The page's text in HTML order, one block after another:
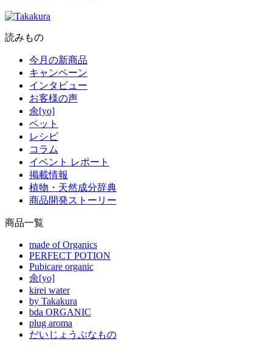
読みもの
今月の新商品
キャンペーン
インタビュー
お客様の声
余[yo]
ペット
レシピ
コラム
イベント レポート
掲載情報
植物・天然成分辞典
商品開発ストーリー
商品一覧
made of Organics
PERFECT POTION
Pubicare organic
余[yo]
kirei water
by Takakura
bda ORGANIC
plug aroma
だいじょうぶなもの